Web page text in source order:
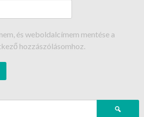
és weboldalcímem mentése a
hozzászólásomhoz.